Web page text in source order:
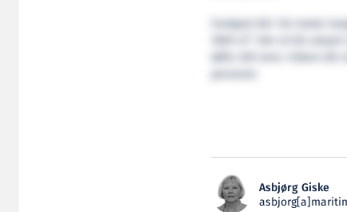
Fartøyet blir 143 meter
. Det vil bli
løfte 250 tonn. Videre
Asbjørg Giske